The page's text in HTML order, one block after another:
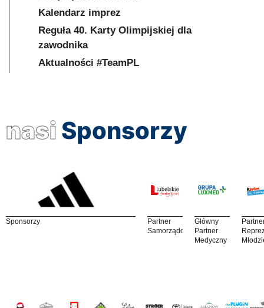
Kalendarz imprez
Reguła 40. Karty Olimpijskiej dla
zawodnika
Aktualności #TeamPL
nasi Sponsorzy
Sponsorzy
Partner
Samorządowy
Główny
Partner
Medyczny